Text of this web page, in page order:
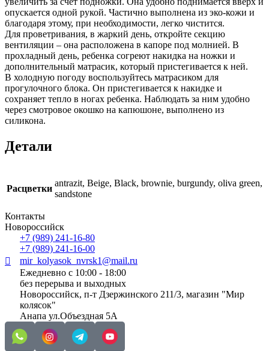
опускается одной рукой. Частично выполнена из эко-кожи и
благодаря этому, при необходимости, легко чистится.
Для проветривания, в жаркий день, откройте секцию
вентиляции – она расположена в капоре под молнией. В
прохладный день, ребенка согреют накидка на ножки и
дополнительный матрасик, который пристегивается к ней.
В холодную погоду воспользуйтесь матрасиком для
прогулочного блока. Он пристегивается к накидке и
сохраняет тепло в ногах ребенка. Наблюдать за ним удобно
через смотровое окошко на капюшоне, выполнено из
силикона.
Детали
Расцветки
antrazit, Beige, Black, brownie, burgundy, oliva green,
sandstone
Контакты
Новороссийск
+7 (989) 241-16-80
+7 (989) 241-16-00
mir_kolyasok_nvrsk1@mail.ru
Ежедневно с 10:00 - 18:00
без перерыва и выходных
Новороссийск, п-т Дзержинского 211/3, магазин "Мир
колясок"
Анапа ул.Объездная 5А